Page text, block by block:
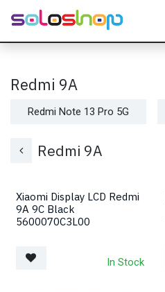
Passa al contenuto
Redmi 9A
Redmi Note 13 Pro 5G
Redmi 9A
Xiaomi Display LCD Redmi
9A 9C Black
5600070C3L00
In Stock